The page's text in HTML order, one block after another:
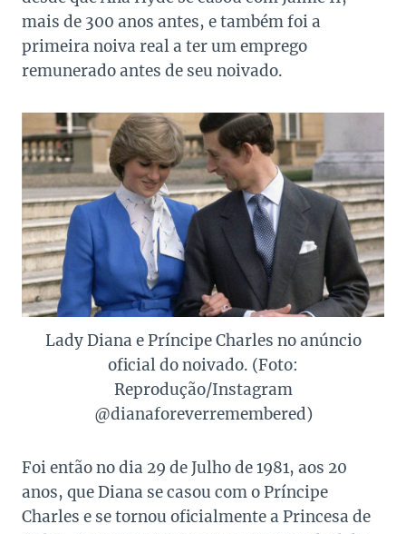
mais de 300 anos antes, e também foi a
primeira noiva real a ter um emprego
remunerado antes de seu noivado.
Lady Diana e Príncipe Charles no anúncio
oficial do noivado. (Foto:
Reprodução/Instagram
@dianaforeverremembered)
Foi então no dia 29 de Julho de 1981, aos 20
anos, que Diana se casou com o Príncipe
Charles e se tornou oficialmente a Princesa de